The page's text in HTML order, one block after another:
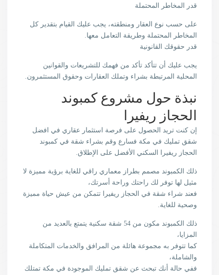
قدر المخاطر المحتملة
على حسب نوع العقار ومنطقته، يجب عليك القيام بتقدير كل
المخاطر المحتملة وطريقة التعامل معها.
قدر حقوقك القانونية
يجب عليك أن تتأكد تأكد من فهمك للتشريعات والقوانين
المحلية المرتبطة بشراء وتملك العقارات وحقوق المستثمرون.
نبذة حول مشروع كمبوند
الحجاز ريفيرا
إن كنت تريد الحصول على فرصة استثمار عقاري في افضل
شقق تمليك في مكة فسارع وقم بشراء شقة في كمبوند
الحجاز ريفيرا السكني الأفضل على الإطلاق.
ذلك الكمبوند مصمم بطراز معماري راقي للغاية برؤية مميزة لا
مثيل لها توفر لك راحتك وراحة أسرتك،
فعند شراء شقة في الحجاز ريفيرا تتمكن من عيش حياة مميزة
وصحية للغاية.
ذلك الكمبوند مكون من 54 شقة سكنية يتمتع بالعديد من
المزايا،
كما تتوفر به مجموعة هائلة من المرافق والخدمات المتكاملة
والشاملة،
ففي حالة أنك تبحث عن شقق تمليك الموجودة في مكة تمتلك